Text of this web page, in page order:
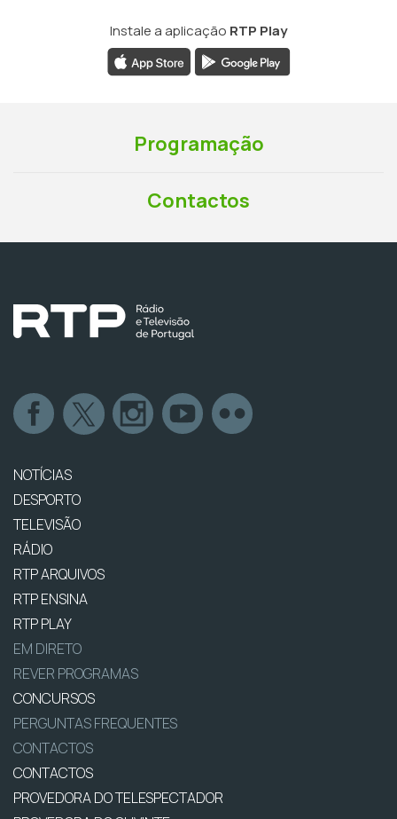
Instale a aplicação RTP Play
Programação
Contactos
NOTÍCIAS
DESPORTO
TELEVISÃO
RÁDIO
RTP ARQUIVOS
RTP ENSINA
RTP PLAY
EM DIRETO
REVER PROGRAMAS
CONCURSOS
PERGUNTAS FREQUENTES
CONTACTOS
CONTACTOS
PROVEDORA DO TELESPECTADOR